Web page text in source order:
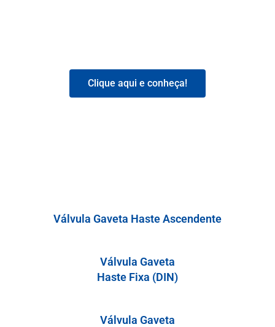
Clique aqui e conheça!
Válvula Gaveta Haste Ascendente
Válvula Gaveta
Haste Fixa (DIN)
Válvula Gaveta